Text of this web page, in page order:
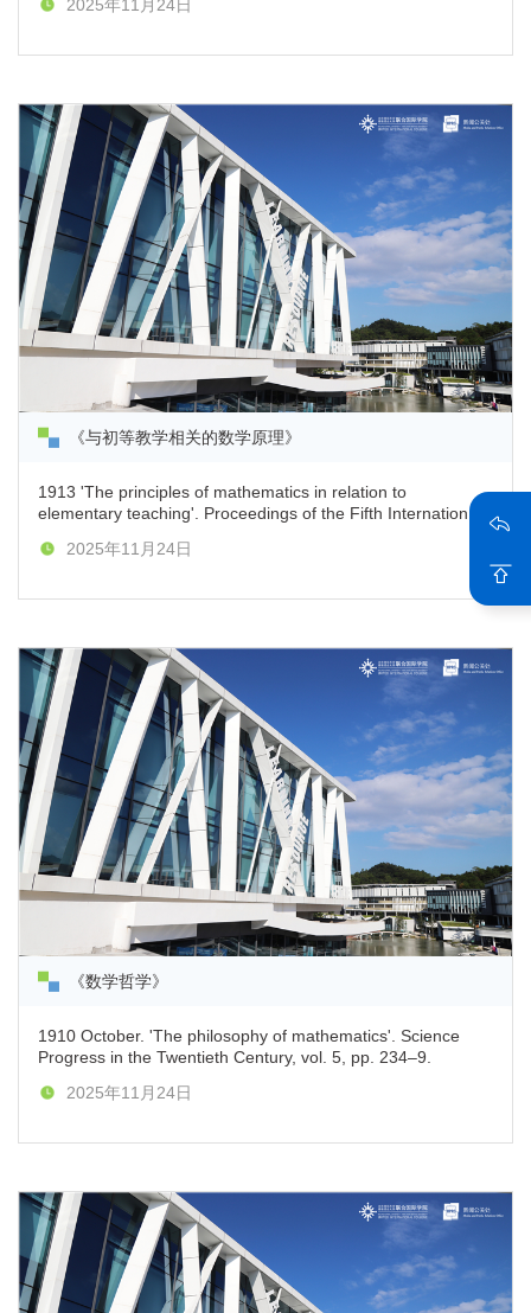
2025年11月24日
《与初等教学相关的数学原理》
1913 'The principles of mathematics in relation to
elementary teaching'. Proceedings of the Fifth International
published in L'Enseignment Mathematique.
2025年11月24日
《数学哲学》
1910 October. 'The philosophy of mathematics'. Science
Progress in the Twentieth Century, vol. 5, pp. 234–9.
2025年11月24日